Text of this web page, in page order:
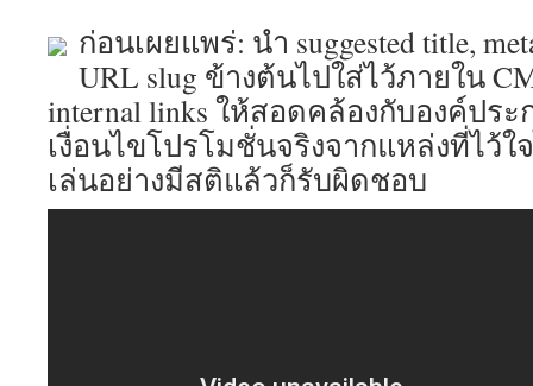
ก่อนเผยแพร่: นำ suggested title,
URL slug ข้างต้นไปใส่ไว้ภายใน
internal links ให้สอดคล้องกับองค์ปร
เงื่อนไขโปรโมชั่นจริงจากแหล่งที่ไว้
เล่นอย่างมีสติแล้วก็รับผิดชอบ